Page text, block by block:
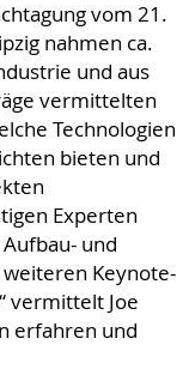
vom 21.
nahmen ca.
und aus
vermittelten
Technologien
bieten und
Experten
und
Keynote-
vermittelt Joe
erfahren und